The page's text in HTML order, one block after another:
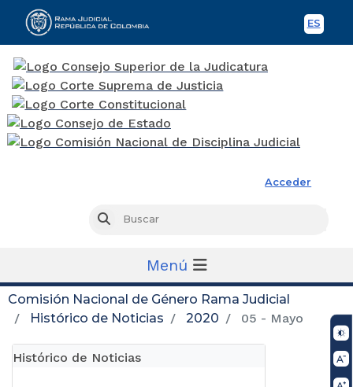
ES
Acceder
Buscar
Menú
Comisión Nacional de Género Rama Judicial
Histórico de Noticias
2020 05 - Mayo
Histórico de Noticias